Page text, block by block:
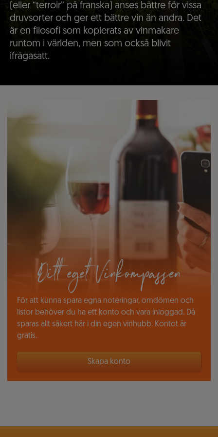
(eller “terroir” på franska) anses bättre för vissa
druvsorter och ger ett bättre vin än andra. Det
är en filosofi som kopierats av vinmakare
runtom i världen, men som också blivit
ifrågasatt.
Ditt eget Vinkompassen
För att kunna spara egna noteringar, omdömen och
listor behöver du ha ett konto och vara inloggad. Då
sparas allt säkert här i din egen vinhubb. Kontot är
gratis.
Skapa konto